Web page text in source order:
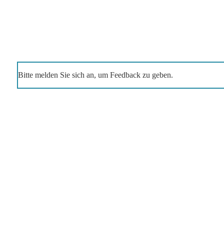
Bitte melden Sie sich an, um Feedback zu geben.